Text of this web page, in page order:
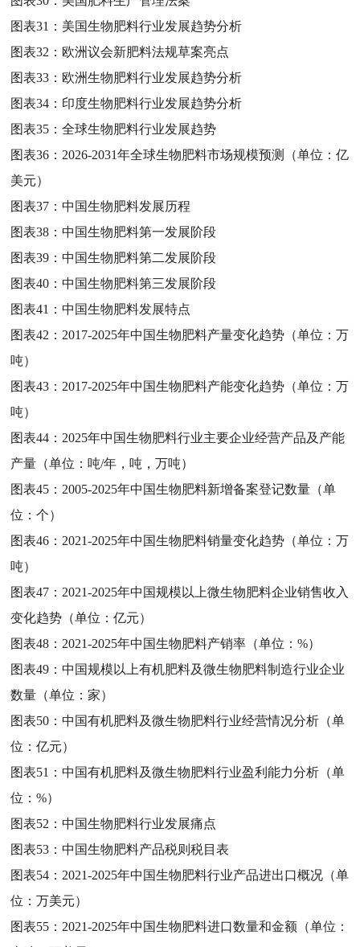
图表31： 美国生物肥料行业发展趋势分析
图表32： 欧洲议会新肥料法规草案亮点
图表33： 欧洲生物肥料行业发展趋势分析
图表34： 印度生物肥料行业发展趋势分析
图表35：全球生物肥料行业发展趋势
图表36： 2026-2031年全球生物肥料市场规模预测（单位：亿
美元）
图表37：中国生物肥料发展历程
图表38：中国生物肥料第一发展阶段
图表39：中国生物肥料第二发展阶段
图表40：中国生物肥料第三发展阶段
图表41：中国生物肥料发展特点
图表42： 2017-2025年中国生物肥料产量变化趋势（单位：万
吨）
图表43： 2017-2025年中国生物肥料产能变化趋势（单位：万
吨）
图表44： 2025年中国生物肥料行业主要企业经营产品及产能
产量（单位：吨/年，吨，万吨）
图表45： 2005-2025年中国生物肥料新增备案登记数量（单
位：个）
图表46： 2021-2025年中国生物肥料销量变化趋势（单位：万
吨）
图表47： 2021-2025年中国规模以上微生物肥料企业销售收入
变化趋势（单位：亿元）
图表48： 2021-2025年中国生物肥料产销率（单位：%）
图表49：中国规模以上有机肥料及微生物肥料制造行业企业
数量（单位：家）
图表50：中国有机肥料及微生物肥料行业经营情况分析（单
位：亿元）
图表51：中国有机肥料及微生物肥料行业盈利能力分析（单
位：%）
图表52：中国生物肥料行业发展痛点
图表53：中国生物肥料产品税则税目表
图表54： 2021-2025年中国生物肥料行业产品进出口概况（单
位：万美元）
图表55： 2021-2025年中国生物肥料进口数量和金额（单位：